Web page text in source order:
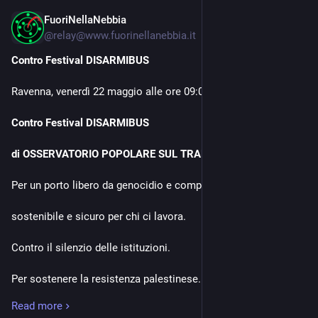
FuoriNellaNebbia
@relay@www.fuorinellanebbia.it
Contro Festival DISARMIBUS
Ravenna, venerdì 22 maggio alle ore 09:00 CEST
Contro Festival DISARMIBUS
di OSSERVATORIO POPOLARE SUL TRAFFICO DI ARMI
Per un porto libero da genocidio e complicità,
sostenibile e sicuro per chi ci lavora.
Contro il silenzio delle istituzioni.
Per sostenere la resistenza palestinese.
Contro il progetto UNDERSEC.
Read more